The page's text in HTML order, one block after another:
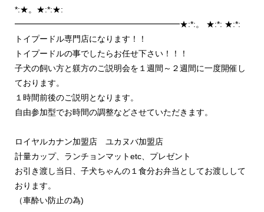
*:★。★:*:★:
━━━━━━━━━━━━━━━━━━━━★:*:。 ★:*: ★:*:
トイプードル専門店になります！！
トイプードルの事でしたらお任せ下さい！！！
子犬の飼い方と躾方のご説明会を１週間～２週間に一度開催し
ております。
１時間前後のご説明となります。
自由参加型でお時間の調整などさせていただきます。
ロイヤルカナン加盟店 ユカヌバ加盟店
計量カップ、ランチョンマットetc、プレゼント
お引き渡し当日、子犬ちゃんの１食分お弁当としてお渡しして
おります。
（車酔い防止の為)